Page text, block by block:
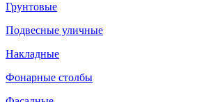
Грунтовые
Подвесные уличные
Накладные
Фонарные столбы